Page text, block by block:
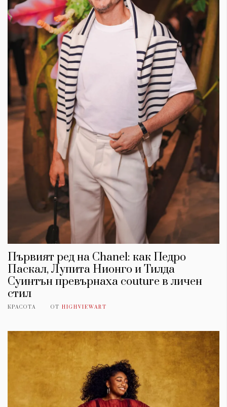
Първият ред на Chanel: как Педро
Паскал, Лупита Нионго и Тилда
Суинтън превърнаха couture в личен
стил
КРАСОТА ОТ HIGHVIEWART